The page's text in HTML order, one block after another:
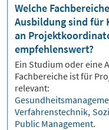
Welche
Ausbildung sind für
an
empfehlenswert?
Ein Studium oder eine
Fachbereiche ist für
relevant:
Verfahrenstechnik,
Public Management.